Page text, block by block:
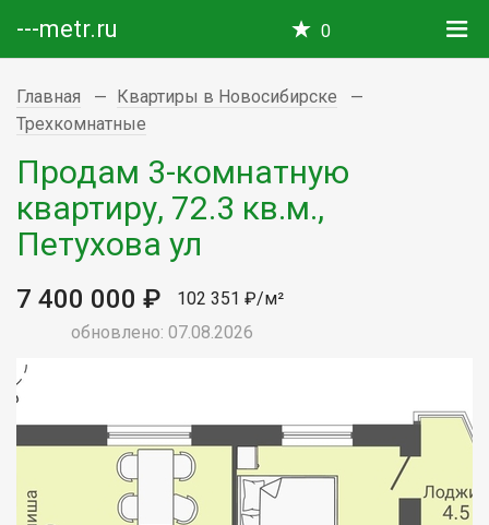
---metr.ru 0
Главная
Квартиры в Новосибирске
Трехкомнатные
Продам 3-комнатную
квартиру, 72.3 кв.м.,
Петухова ул
7 400 000 ₽
102 351 ₽/м²
обновлено: 07.08.2026